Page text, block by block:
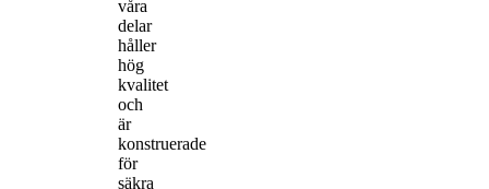
våra
delar
håller
hög
kvalitet
och
är
konstruerade
för
säkra